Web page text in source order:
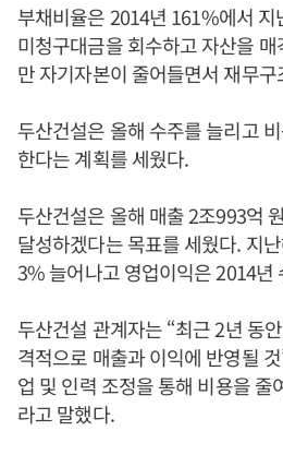
부채비율은 2014년 161%에서
미청구대금을 회수하고 자산을
만 자기자본이 줄어들면서 재무
두산건설은 올해 수주를 늘리고
한다는 계획를 세웠다.
두산건설은 올해 매출 2조993억
달성하겠다는 목표를 세웠다. 지
3% 늘어나고 영업이익은 2014년
두산건설 관계자는 “최근 2년 동
격적으로 매출과 이익에 반영될
업 및 인력 조정을 통해 비용을 줄
라고 말했다.